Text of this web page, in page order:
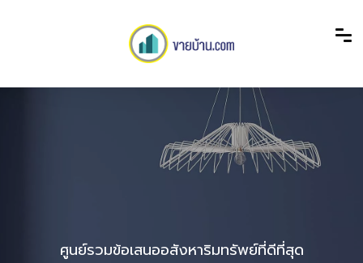
ศูนย์รวมข้อเสนออสังหาริมทรัพย์ที่ดีที่สุด